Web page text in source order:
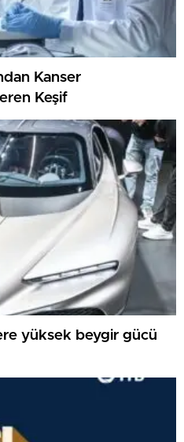
Kanser
Keşif
yüksek beygir gücü